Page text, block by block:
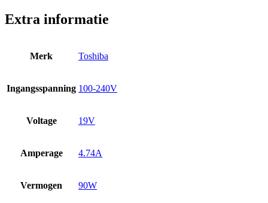
Extra informatie
Merk Toshiba
Ingangsspanning 100-240V
Voltage 19V
Amperage 4.74A
Vermogen 90W